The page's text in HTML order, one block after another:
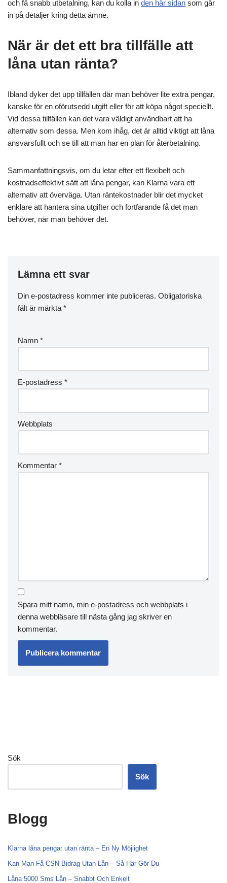
och få snabb utbetalning, kan du kolla in den här sidan som går
in på detaljer kring detta ämne.
När är det ett bra tillfälle att
låna utan ränta?
Ibland dyker det upp tillfällen där man behöver lite extra pengar,
kanske för en oförutsedd utgift eller för att köpa något speciellt.
Vid dessa tillfällen kan det vara väldigt användbart att ha
alternativ som dessa. Men kom ihåg, det är alltid viktigt att låna
ansvarsfullt och se till att man har en plan för återbetalning.
Sammanfattningsvis, om du letar efter ett flexibelt och
kostnadseffektivt sätt att låna pengar, kan Klarna vara ett
alternativ att överväga. Utan räntekostnader blir det mycket
enklare att hantera sina utgifter och fortfarande få det man
behöver, när man behöver det.
Lämna ett svar
Din e-postadress kommer inte publiceras. Obligatoriska
fält är märkta *
Namn *
E-postadress *
Webbplats
Kommentar *
Spara mitt namn, min e-postadress och webbplats i
denna webbläsare till nästa gång jag skriver en
kommentar.
Sök
Sök
Blogg
Klarna låna pengar utan ränta – En Ny Möjlighet
Kan Man Få CSN Bidrag Utan Lån – Så Här Gör Du
Låna 5000 Sms Lån – Snabbt Och Enkelt